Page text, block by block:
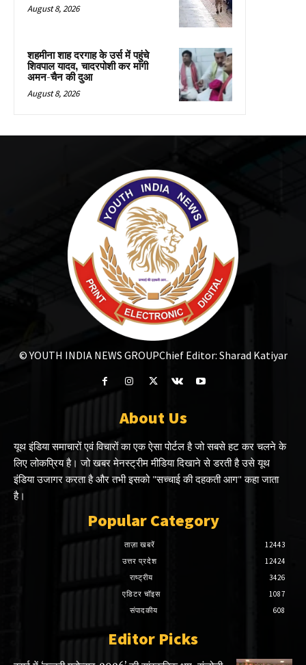
August 8, 2026
शहमीना शाह दरगाह के उर्स में पहुंचे
शिवपाल यादव, चादरपोशी कर मांगी
अमन-चैन की दुआ
August 8, 2026
© YOUTH INDIA NEWS GROUPChief Editor: Sharad Katiyar
About Us
यूथ इंडिया समाचारों एवं विचारों का एक ऐसा पोर्टल है जो सबसे हट कर चलने के
लिए लोकप्रिय है। जो खबर मेनस्ट्रीम मीडिया दिखाने से डरती है उसे यूथ
इंडिया उजागर करता है और तभी इसको "सच्चाई की दहकती आग" कहा जाता
है।
Popular Category
ताज़ा खबरें
12443
उत्तर प्रदेश
12424
राष्ट्रीय
3426
एडिटर चॉइस
1087
संपादकीय
608
Editor Picks